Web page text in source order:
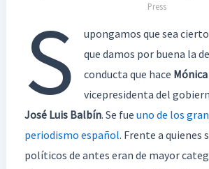
Press
S
upongamos que sea
que damos por buena la
conducta que hace
vicepresidenta del
José Luis Balbín. Se fue uno de los
periodismo español. Frente a quienes
políticos de antes eran de mayor